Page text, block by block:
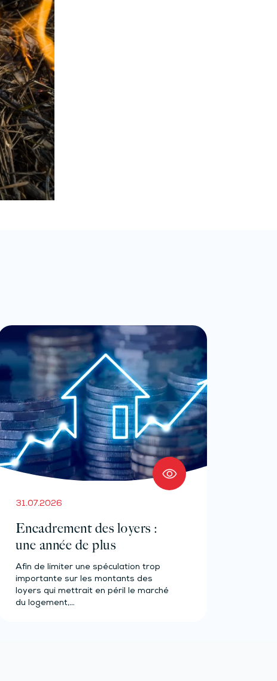
31.07.2026
Encadrement des loyers :
une année de plus
Afin de limiter une spéculation trop
importante sur les montants des
loyers qui mettrait en péril le marché
du logement,…